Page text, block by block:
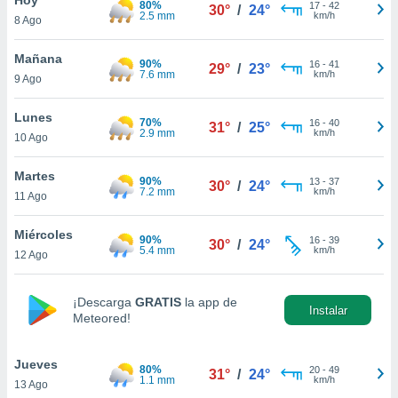
en
más
nuestra
de
aceptar
de
8 Ago
80%
2.5 mm
30° / 24° 17- 42
km/h
Mañana
9 Ago
90%
7.6 mm
29° / 23° 16- 41
km/h
Lunes
10 Ago
70%
2.9 mm
31° / 25° 16- 40
km/h
Martes
11 Ago
90%
7.2 mm
30° / 24° 13- 37
km/h
Miércoles
12 Ago
90%
5.4 mm
30° / 24° 16- 39
km/h
¡Descarga GRATIS la app de
Meteored!
Instalar
Jueves
13 Ago
80%
1.1 mm
31° / 24° 20- 49
km/h